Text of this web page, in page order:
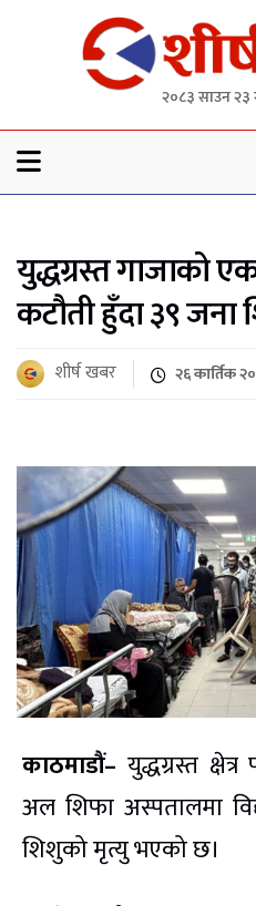
२०८३ साउन
युद्धग्रस्त गाजाको
कटौती हुँदा ३९ जना
शीर्ष खबर २६ कार्तिक
काठमाडौं– युद्धग्रस्त
अल शिफा अस्पतालमा
शिशुको मृत्यु भएको छ।